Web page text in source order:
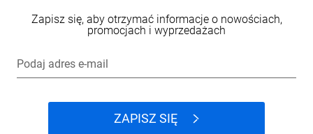
Zapisz się, aby otrzymać informacje o nowościach,
promocjach i wyprzedażach
Podaj adres e-mail
ZAPISZ SIĘ